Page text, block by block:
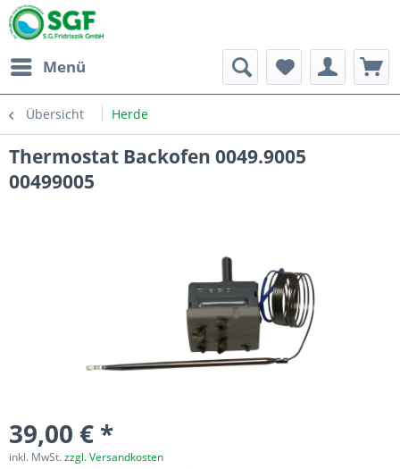
Menü
Übersicht Herde
Thermostat Backofen 0049.9005
00499005
39,00 € *
inkl. MwSt.zzgl. Versandkosten